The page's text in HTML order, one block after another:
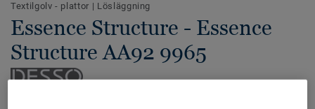
Textilgolv - plattor | Lösläggning
Essence Structure - Essence
Structure AA92 9965